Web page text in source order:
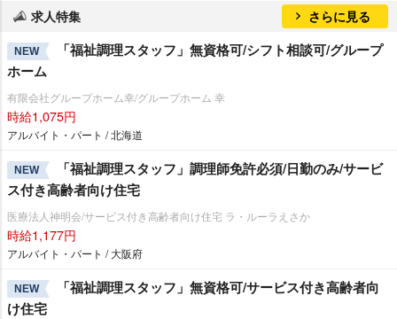
求人特集 さらに見る
NEW
「福祉調理スタッフ」無資格可/シフト相談可/グループ
ホーム
有限会社グループホーム幸/グループホーム 幸
時給1,075円
アルバイト・パート / 北海道
NEW
「福祉調理スタッフ」調理師免許必須/日勤のみ/サービ
ス付き高齢者向け住宅
医療法人神明会/サービス付き高齢者向け住宅 ラ・ルーラえさか
時給1,177円
アルバイト・パート / 大阪府
NEW
「福祉調理スタッフ」無資格可/サービス付き高齢者向
け住宅